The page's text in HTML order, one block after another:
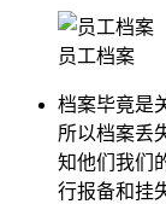
员工档案
档案毕竟是
所以档案丢
知他们我们
行报备和挂